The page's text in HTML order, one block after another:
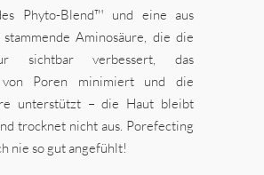
Phyto-Blend™ und eine aus
Aminosäure, die die
sichtbar verbessert, das
Poren minimiert und die
unterstützt – die Haut bleibt
trocknet nicht aus. Porefecting
nie so gut angefühlt!